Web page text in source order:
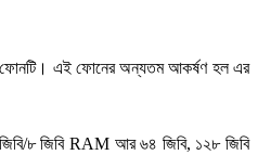
ফোনটি। এই ফোনের অন্যতম আকর্ষণ হল এর
৮ জিবি RAM আর ৬৪ জিবি, ১২৮ জিবি